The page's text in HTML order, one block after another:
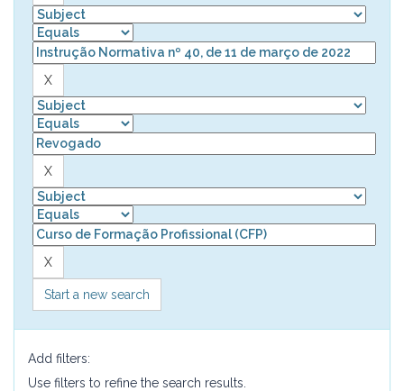
Start a new search
Add filters:
Use filters to refine the search results.